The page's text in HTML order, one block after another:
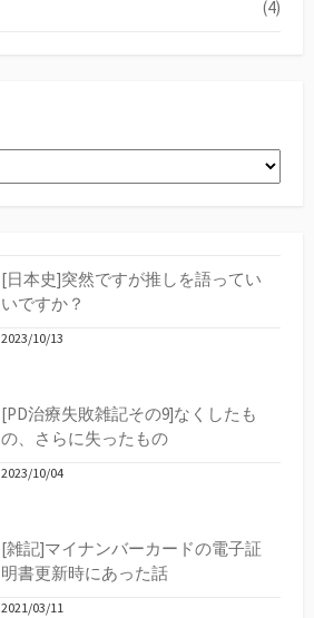
(4)
[日本史]突然ですが推しを語ってい
いですか？
2023/10/13
[PD治療失敗雑記その9]なくしたも
の、さらに失ったもの
2023/10/04
[雑記]マイナンバーカードの電子証
明書更新時にあった話
2021/03/11